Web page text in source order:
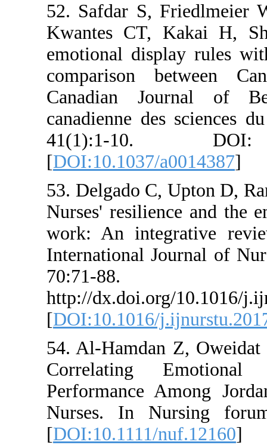
52. Safdar S,
Kwantes CT,
emotional display
comparison
Canadian
canadienne des
41(1):1-10.
[DOI:10.1037/
53. Delgado C,
Nurses' resilience
work: An
International
70:71-88.
http://dx.doi.org/
[DOI:10.1016/
54. Al‐Hamdan Z,
Correlating
Performance
Nurses. In
[DOI:10.1111/